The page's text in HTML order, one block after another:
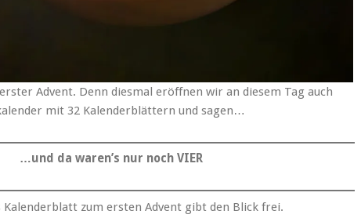
Advent. Denn diesmal eröffnen wir an diesem Tag auch
mit 32 Kalenderblättern und sagen…
…und da waren’s nur noch VIER
Kalenderblatt zum ersten Advent gibt den Blick frei.